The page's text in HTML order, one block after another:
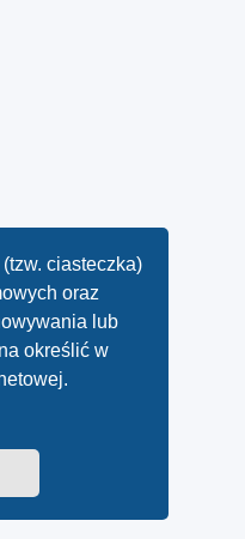
ciasteczka)
oraz
lub
określić w